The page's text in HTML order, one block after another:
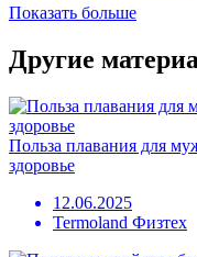
Показать больше
Другие
Польза плавания для
здоровье
12.06.2025
Termoland Физтех